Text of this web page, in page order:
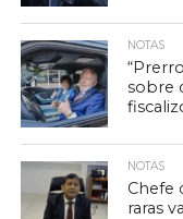
NOTAS
sobre
NOTAS
Chefe
raras